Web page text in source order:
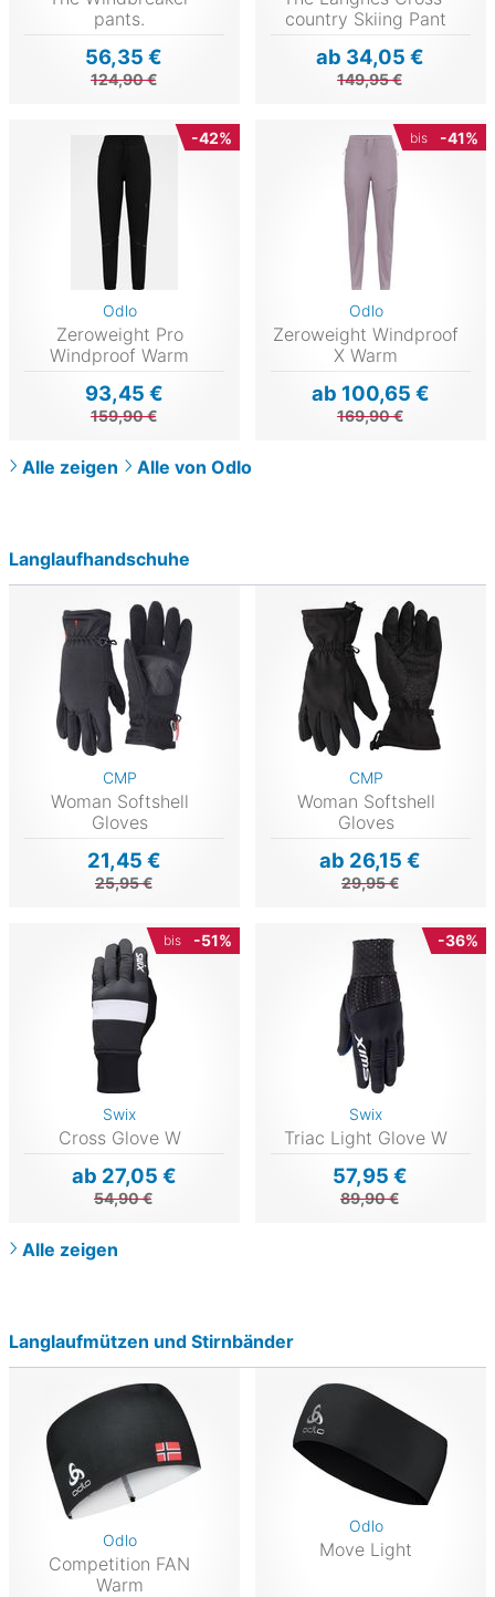
pants.
56,35 €
124,90 €
country Skiing Pant
ab 34,05 €
149,95 €
-42%
Odlo
Zeroweight Pro
Windproof Warm
93,45 €
159,90 €
bis -41%
Odlo
Zeroweight Windproof
X Warm
ab 100,65 €
169,90 €
Alle zeigen Alle von Odlo
Langlaufhandschuhe
CMP
Woman Softshell
Gloves
21,45 €
25,95 €
CMP
Woman Softshell
Gloves
ab 26,15 €
29,95 €
bis -51%
Swix
Cross Glove W
ab 27,05 €
54,90 €
-36%
Swix
Triac Light Glove W
57,95 €
89,90 €
Alle zeigen
Langlaufmützen und Stirnbänder
Odlo
Competition FAN
Warm
Odlo
Move Light